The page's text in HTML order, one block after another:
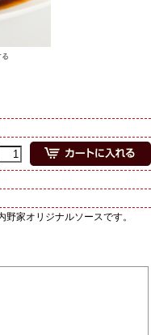
家オリジナルソースです。